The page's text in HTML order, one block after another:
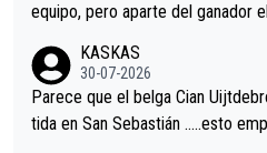
equipo, pero aparte del ganador
s.La única buena noticia es la
astian.Si en la Vuelta a Burgos
er alguna sorpresa en la
KASKAS
30-07-2026
Parece que el belga Cian
tida en San Sebastián …..esto